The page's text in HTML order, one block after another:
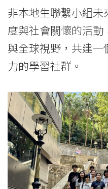
港
浸
會
大
學
非本地生聯繫小組
度與社會關懷的活
與全球視野，共建
力的學習社群。